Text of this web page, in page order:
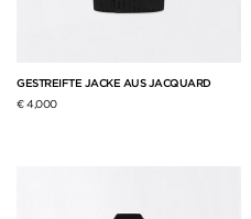
GESTREIFTE JACKE AUS JACQUARD
€ 4,000